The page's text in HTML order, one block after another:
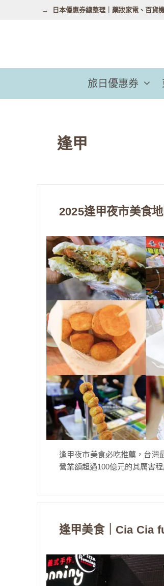
容
日本優惠券總整理｜藥妝家電、百貨
旅日優惠券
逢甲
2025逢甲夜市美食
逢甲夜市美食必吃推薦，台灣
營業額超過100億元的其厲害
逢甲美食｜Cia Cia